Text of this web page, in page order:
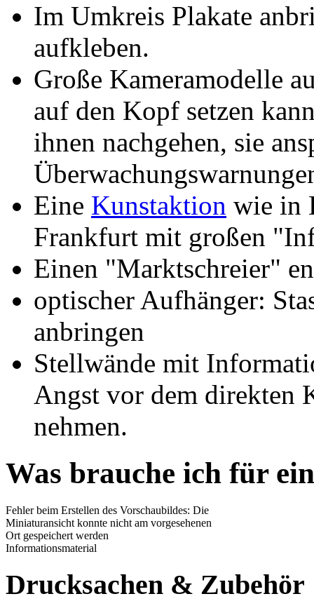
Im Umkreis Plakate
aufkleben.
Große Kameramodelle
auf den Kopf setzen
ihnen nachgehen, sie
Eine Kunstaktion wie in
Frankfurt mit großen
Einen "Marktschreier"
optischer Aufhänger:
anbringen
Stellwände mit
Angst vor dem direkten
nehmen.
Was brauche ich für
Fehler beim Erstellen des Vorschaubildes: Die
Miniaturansicht konnte nicht am vorgesehenen
Ort gespeichert werden
Informationsmaterial
Drucksachen & Zubehör